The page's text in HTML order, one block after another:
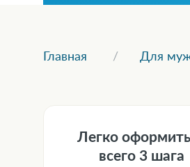
Главная Для
Легко
всего 3 шага